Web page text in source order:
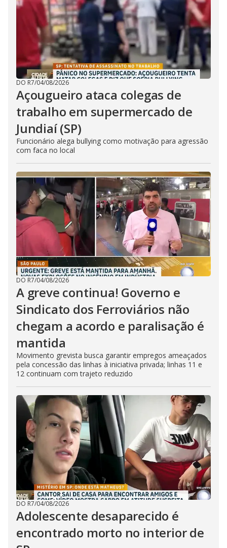
DO R7/04/08/2026
Açougueiro ataca colegas de
trabalho em supermercado de
Jundiaí (SP)
Funcionário alega bullying como motivação para agressão
com faca no local
DO R7/04/08/2026
A greve continua! Governo e
Sindicato dos Ferroviários não
chegam a acordo e paralisação é
mantida
Movimento grevista busca garantir empregos ameaçados
pela concessão das linhas à iniciativa privada; linhas 11 e
12 continuam com trajeto reduzido
DO R7/04/08/2026
Adolescente desaparecido é
encontrado morto no interior de